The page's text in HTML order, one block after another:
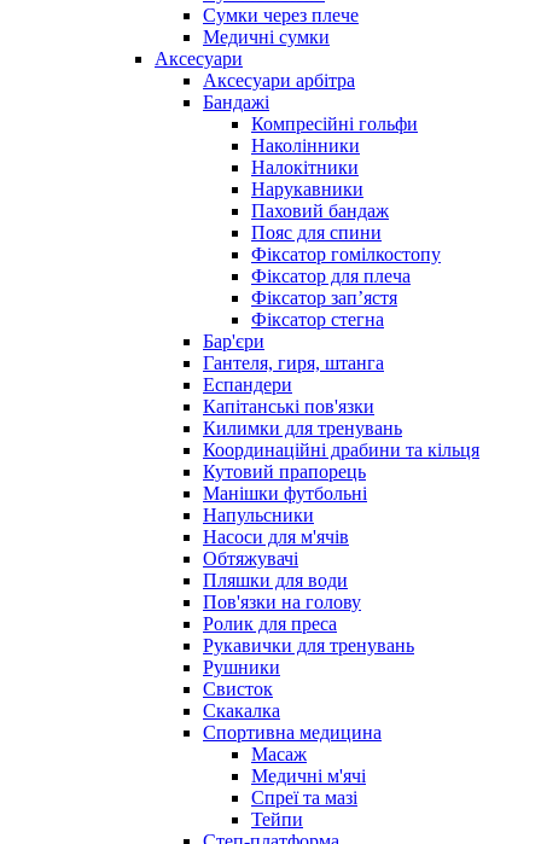
Сумки через плече
Медичні сумки
Аксесуари
Аксесуари арбітра
Бандажі
Компресійні гольфи
Наколінники
Налокітники
Нарукавники
Паховий бандаж
Пояс для спини
Фіксатор гомілкостопу
Фіксатор для плеча
Фіксатор запʼястя
Фіксатор стегна
Бар'єри
Гантеля, гиря, штанга
Еспандери
Капітанські пов'язки
Килимки для тренувань
Координаційні драбини та кільця
Кутовий прапорець
Манішки футбольні
Напульсники
Насоси для м'ячів
Обтяжувачі
Пляшки для води
Пов'язки на голову
Ролик для преса
Рукавички для тренувань
Рушники
Свисток
Скакалка
Спортивна медицина
Масаж
Медичні м'ячі
Спреї та мазі
Тейпи